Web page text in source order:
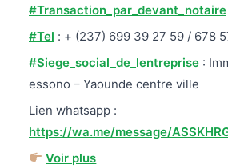
#Transaction_par_devant_notaire
#Tel : + (237) 699 39 27 59 / 678
#Siege_social_de_lentreprise :
essono – Yaounde centre ville
Lien whatsapp :
https://wa.me/message/
Voir plus